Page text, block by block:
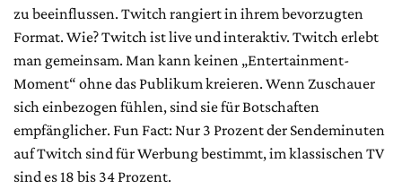
zu beeinflussen. Twitch rangiert in ihrem bevorzugten
Format. Wie? Twitch ist live und interaktiv. Twitch erlebt
man gemeinsam. Man kann keinen „Entertainment-
Moment“ ohne das Publikum kreieren. Wenn Zuschauer
sich einbezogen fühlen, sind sie für Botschaften
empfänglicher. Fun Fact: Nur 3 Prozent der Sendeminuten
auf Twitch sind für Werbung bestimmt, im klassischen TV
sind es 18 bis 34 Prozent.